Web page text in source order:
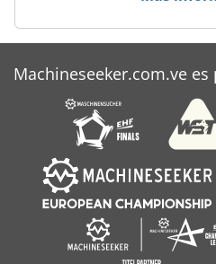
Machineseeker.com.ve